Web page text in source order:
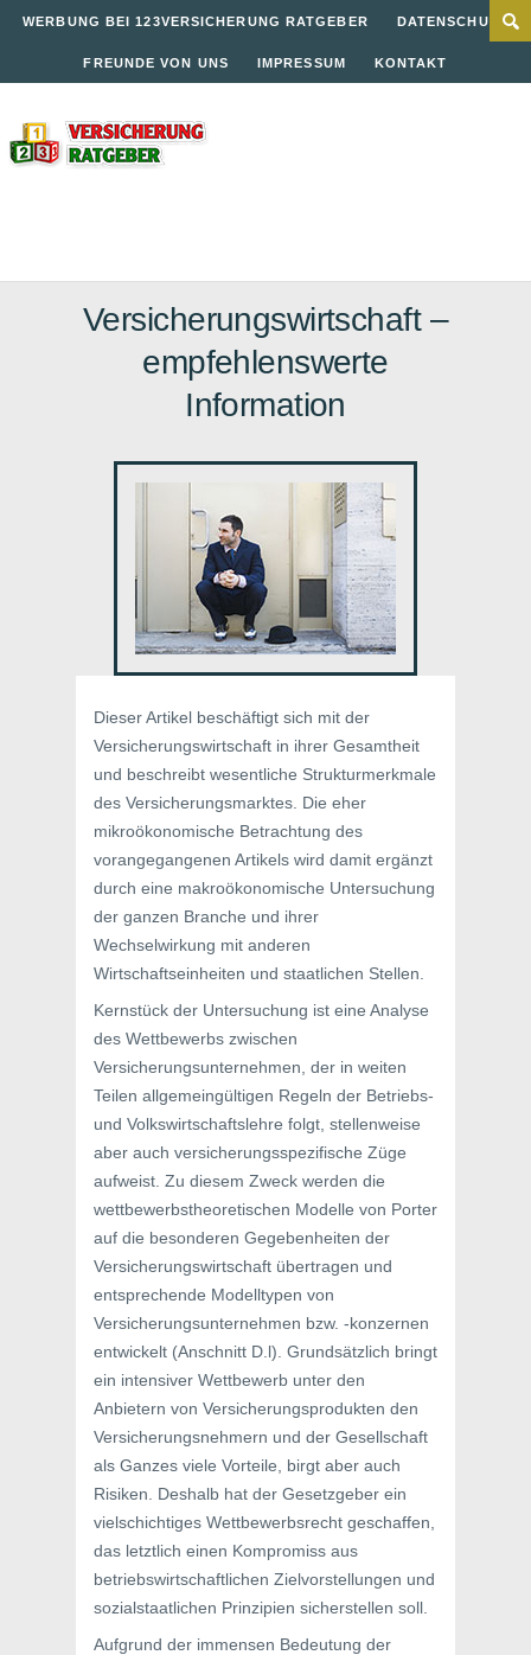
WERBUNG BEI 123VERSICHERUNG RATGEBER DATENSCHUTZ
FREUNDE VON UNS IMPRESSUM KONTAKT
Versicherungswirtschaft –
empfehlenswerte
Information
Dieser Artikel beschäftigt sich mit der
Versicherungswirtschaft in ihrer Gesamtheit
und beschreibt wesentliche Strukturmerkmale
des Versicherungsmarktes. Die eher
mikroökonomische Betrachtung des
vorangegangenen Artikels wird damit ergänzt
durch eine makroökonomische Untersuchung
der ganzen Branche und ihrer
Wechselwirkung mit anderen
Wirtschaftseinheiten und staatlichen Stellen.
Kernstück der Untersuchung ist eine Analyse
des Wettbewerbs zwischen
Versicherungsunternehmen, der in weiten
Teilen allgemeingültigen Regeln der Betriebs-
und Volkswirtschaftslehre folgt, stellenweise
aber auch versicherungsspezifische Züge
aufweist. Zu diesem Zweck werden die
wettbewerbstheoretischen Modelle von Porter
auf die besonderen Gegebenheiten der
Versicherungswirtschaft übertragen und
entsprechende Modelltypen von
Versicherungsunternehmen bzw. -konzernen
entwickelt (Anschnitt D.l). Grundsätzlich bringt
ein intensiver Wettbewerb unter den
Anbietern von Versicherungsprodukten den
Versicherungsnehmern und der Gesellschaft
als Ganzes viele Vorteile, birgt aber auch
Risiken. Deshalb hat der Gesetzgeber ein
vielschichtiges Wettbewerbsrecht geschaffen,
das letztlich einen Kompromiss aus
betriebswirtschaftlichen Zielvorstellungen und
sozialstaatlichen Prinzipien sicherstellen soll.
Aufgrund der immensen Bedeutung der